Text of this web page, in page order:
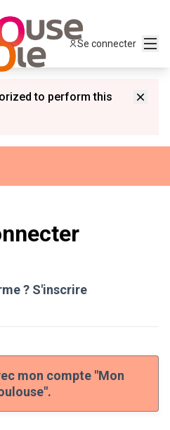
Se connecter
to perform this
? S'inscrire
mon compte "Mon